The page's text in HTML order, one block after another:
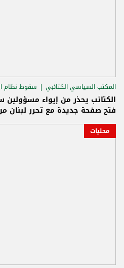
المكتب السياسي الكتائبي سقوط نظام
الكتائب يحذر من إيواء
فتح صفحة جديدة مع تحرر لبنان من
محليات